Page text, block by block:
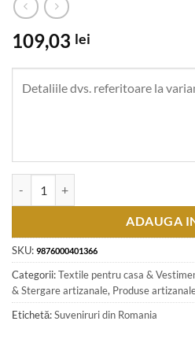
109,03 lei
ADAUGA
SKU: 9876000401366
Categorii:Textile pentru casa &
& Stergare artizanale, Produse
Etichetă:Suveniruri din Romania